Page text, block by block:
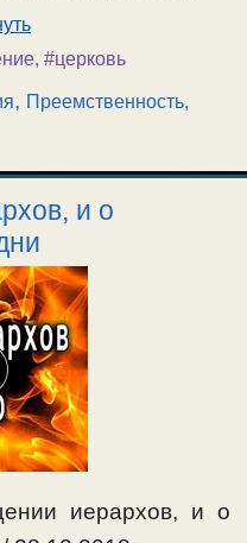
, #церковь
, Преемственность,
и о
иерархов, и о